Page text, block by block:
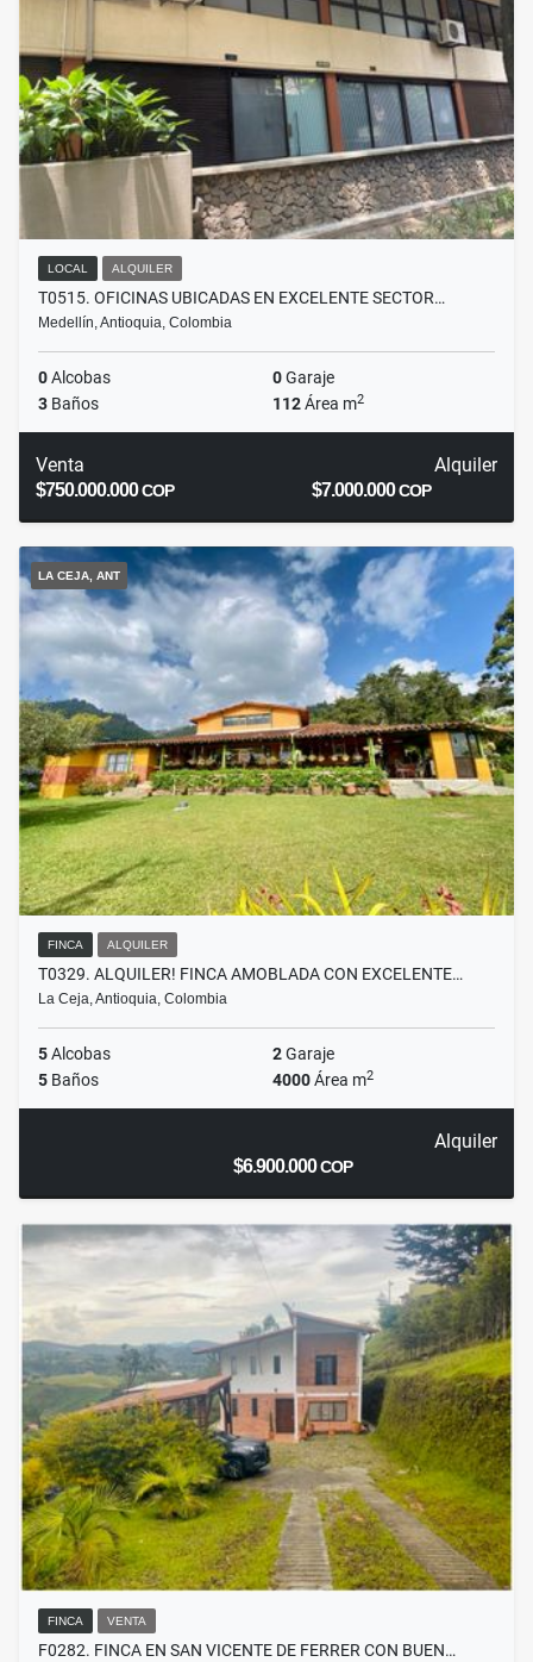
LOCAL ALQUILER
T0515. OFICINAS UBICADAS EN EXCELENTE SECTOR…
Medellín, Antioquia, Colombia
0Alcobas 0Garaje
3 Baños 112Área m2
Venta
$750.000.000COP
Alquiler
$7.000.000COP
LA CEJA, ANT
FINCA ALQUILER
T0329. ALQUILER! FINCA AMOBLADA CON EXCELENTE…
La Ceja, Antioquia, Colombia
5Alcobas 2Garaje
5 Baños 4000Área m2
Alquiler
$6.900.000COP
FINCA VENTA
F0282. FINCA EN SAN VICENTE DE FERRER CON BUEN…